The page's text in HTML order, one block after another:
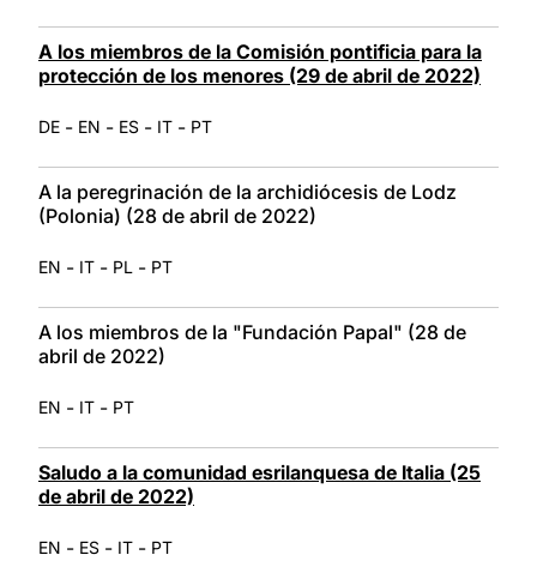
A los miembros de la Comisión pontificia para la
protección de los menores (29 de abril de 2022)
DE - EN - ES - IT - PT
A la peregrinación de la archidiócesis de Lodz
(Polonia) (28 de abril de 2022)
EN - IT - PL - PT
A los miembros de la "Fundación Papal" (28 de
abril de 2022)
EN - IT - PT
Saludo a la comunidad esrilanquesa de Italia (25
de abril de 2022)
EN - ES - IT - PT